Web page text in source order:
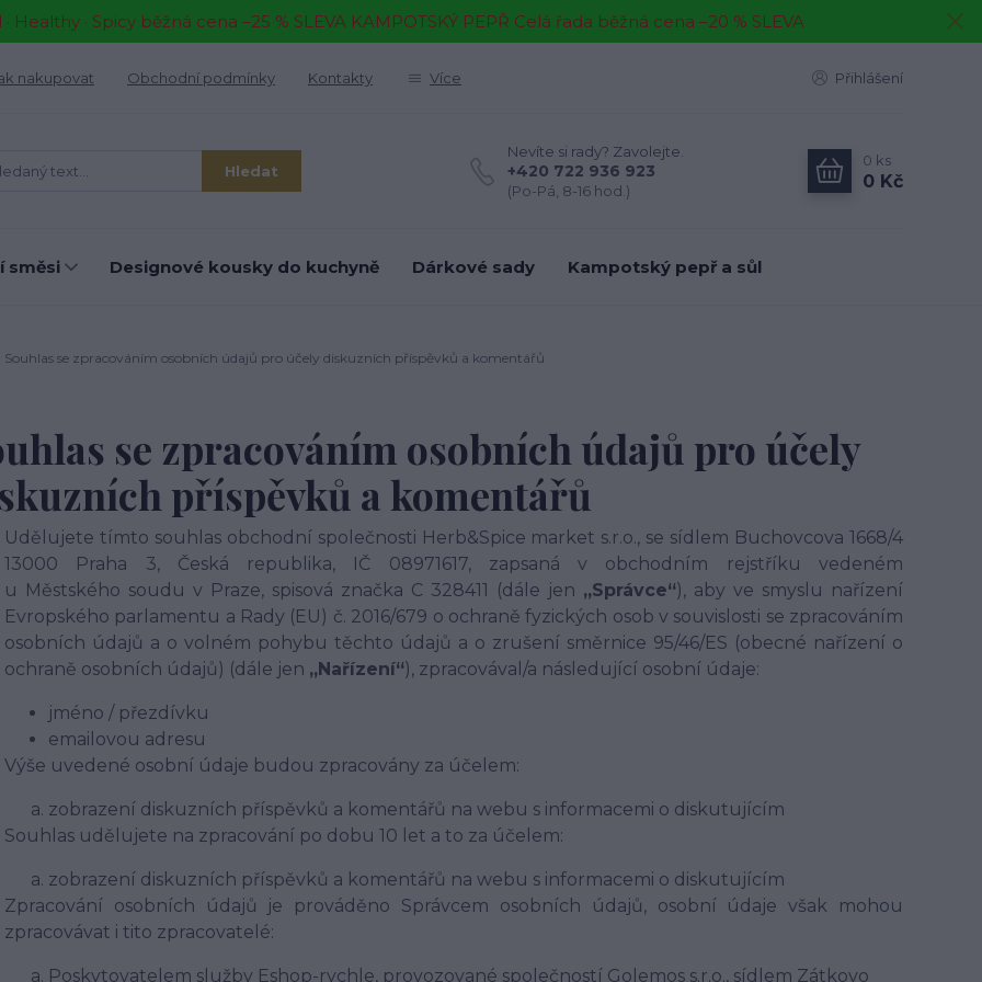
· Healthy · Spicy běžná cena –25 % SLEVA KAMPOTSKÝ PEPŘ Celá řada běžná cena –20 % SLEVA
nakupovat Obchodní podmínky Kontakty Více Přihlášení
Hledat
Nevíte si rady? Zavolejte.
+420 722 936 923
(Po-Pá, 8-16 hod.)
0 ks
0 Kč
směsi Designové kousky do kuchyně Dárkové sady Kampotský pepř a sůl
Souhlas se zpracováním osobních údajů pro účely diskuzních příspěvků a komentářů
se zpracováním osobních údajů pro účely
příspěvků a komentářů
Udělujete tímto souhlas obchodní společnosti Herb&Spice market s.r.o., se sídlem Buchovcova 1668/4
13000 Praha 3, Česká republika, IČ 08971617, zapsaná v obchodním rejstříku vedeném
u Městského soudu v Praze, spisová značka C 328411 (dále jen „Správce“), aby ve smyslu nařízení
Evropského parlamentu a Rady (EU) č. 2016/679 o ochraně fyzických osob v souvislosti se zpracováním
osobních údajů a o volném pohybu těchto údajů a o zrušení směrnice 95/46/ES (obecné nařízení o
ochraně osobních údajů) (dále jen „Nařízení“), zpracovával/a následující osobní údaje:
jméno / přezdívku
emailovou adresu
Výše uvedené osobní údaje budou zpracovány za účelem:
zobrazení diskuzních příspěvků a komentářů na webu s informacemi o diskutujícím
Souhlas udělujete na zpracování po dobu 10 let a to za účelem:
zobrazení diskuzních příspěvků a komentářů na webu s informacemi o diskutujícím
Zpracování osobních údajů je prováděno Správcem osobních údajů, osobní údaje však mohou
zpracovávat i tito zpracovatelé:
Poskytovatelem služby Eshop-rychle, provozované společností Golemos s.r.o., sídlem Zátkovo